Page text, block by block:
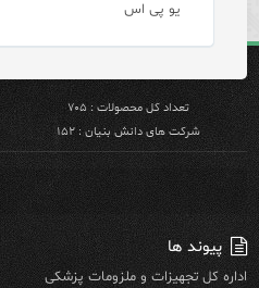
یو پی اس
تعداد کل محصولات : ۷۰۵
شرکت های دانش بنیان : ۱۵۲
پیوند ها
اداره کل تجهیزات و ملزومات پزشکی